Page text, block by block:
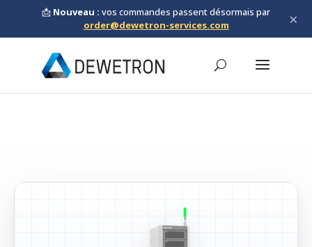
📩 Nouveau : vos commandes passent désormais par
order@dewetron-services.com
×